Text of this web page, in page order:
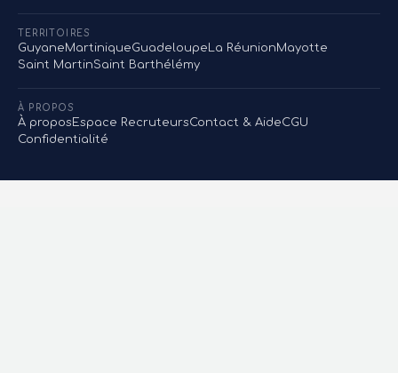
TERRITOIRES
GuyaneMartiniqueGuadeloupe La RéunionMayotte
Saint MartinSaint Barthélémy
À PROPOS
À propos Espace RecruteursContact & AideCGU
Confidentialité